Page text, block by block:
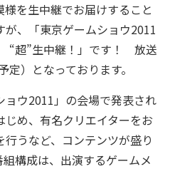
を生中継でお届けすること
、「東京ゲームショウ2011
“超”生中継！」です！ 放送
）となっております。
ウ2011」の会場で発表され
め、有名クリエイターをお
うなど、コンテンツが盛り
構成は、出演するゲームメ